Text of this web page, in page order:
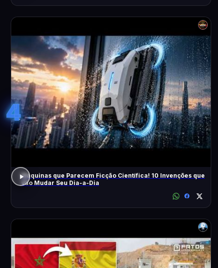
4
Máquinas que Parecem Ficção Científica! 10 Invenções que
Vão Mudar Seu Dia-a-Dia